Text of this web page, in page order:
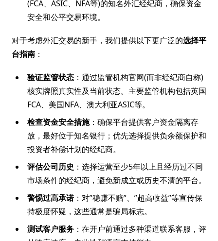
(FCA、ASIC、NFA等)的知名外汇经纪商，确保资金
安全和公平交易环境。
对于考虑外汇交易的新手，我们提供以下更广泛的选择平
台指南 ：
验证监管状态 ：通过监管机构官网(而非经纪商自称)
核实牌照真实性及当前状态。主要监管机构包括英国
FCA、美国NFA、澳大利亚ASIC等。
检查资金安全措施：确保平台提供客户资金隔离存
放，最好位于知名银行；优先选择提供负余额保护和
投资者补偿计划的经纪商。
评估公司历史 ：选择运营至少5年以上且经历过不同
市场条件的经纪商，避免新成立或历史不清的平台。
警惕过高承诺：对”稳赚不赔”、”超高收益”等宣传保
持极度怀疑，这些通常是骗局标志。
测试客户服务 ：在开户前通过多种渠道联系客服，评